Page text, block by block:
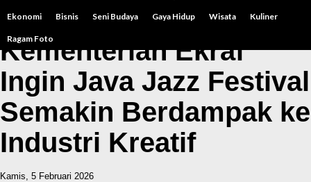
Ekonomi Bisnis Seni Budaya Gaya Hidup Wisata Kuliner
Ragam Foto
Kementerian Ekraf
Ingin Java Jazz Festival
Semakin Berdampak ke
Industri Kreatif
Kamis, 5 Februari 2026